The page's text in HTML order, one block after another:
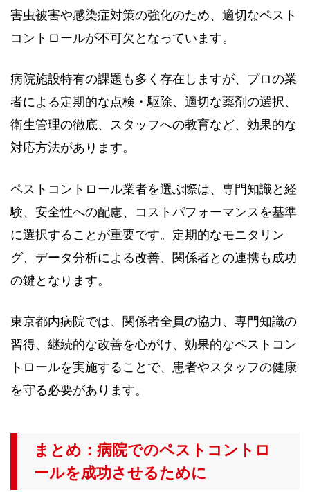
害虫被害や感染症対策の強化のため、適切なペスト
コントロールが不可欠となっています。
病院施設特有の課題も多く存在しますが、プロの業
者による定期的な点検・駆除、適切な薬剤の選択、
衛生管理の徹底、スタッフへの教育など、効果的な
対応方法があります。
ペストコントロール業者を選ぶ際は、専門知識と経
験、安全性への配慮、コストパフォーマンスを基準
に選択することが重要です。定期的なモニタリン
グ、データ分析による改善、関係者との連携も成功
の鍵となります。
東京都内病院では、関係者全員の協力、専門知識の
習得、継続的な改善を心がけ、効果的なペストコン
トロールを実施することで、患者やスタッフの健康
を守る必要があります。
まとめ：病院でのペストコントロ
ールを成功させるために